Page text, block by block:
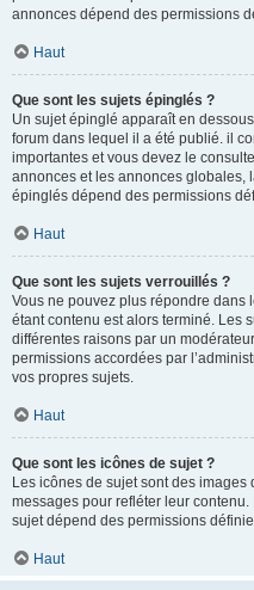
annonces dépend des permissions
Haut
Que sont les sujets épinglés ?
Un sujet épinglé apparaît en
forum dans lequel il a été publié. il
importantes et vous devez le
annonces et les annonces globales,
épinglés dépend des permissions
Haut
Que sont les sujets verrouillés ?
Vous ne pouvez plus répondre dans
étant contenu est alors terminé. Les
différentes raisons par un
permissions accordées par
vos propres sujets.
Haut
Que sont les icônes de sujet ?
Les icônes de sujet sont des
messages pour refléter leur
sujet dépend des permissions
Haut